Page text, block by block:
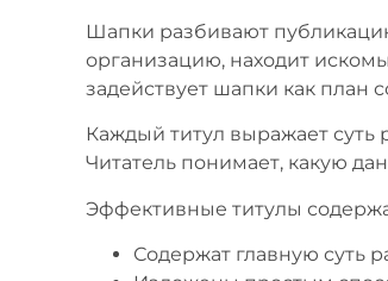
Шапки разбивают
организацию, находит
задействует шапки как план
Каждый титул выражает
Читатель понимает, какую
Эффективные титулы
Содержат главную суть